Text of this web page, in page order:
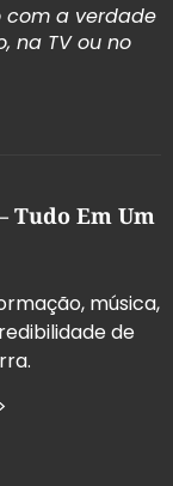
com a verdade
na TV ou no
Tudo Em Um
música,
de